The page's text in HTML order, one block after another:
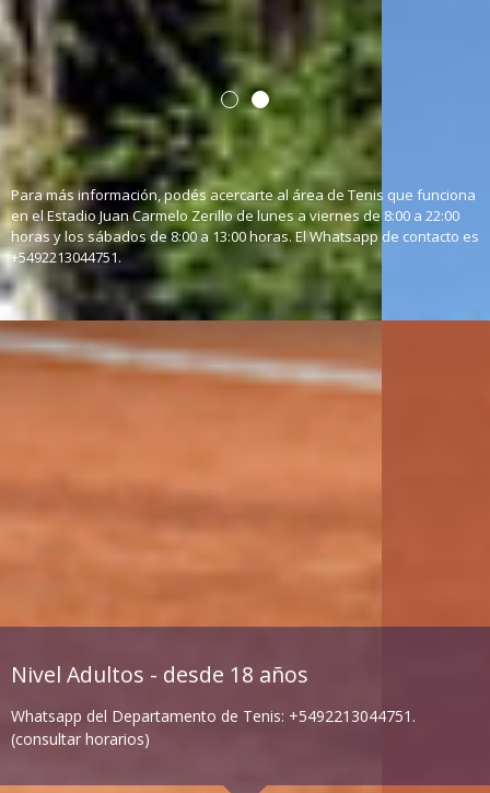
Martes y jueves 9:00 hs.
Sábados 12:00 hs.
Lugar: Estadio Juan Carmelo
Zerillo (60 y 118)
Lugar: Estadio Juan Carmelo
Zerillo (60 y 118)
Para más información, podés acercarte al área de Tenis que funciona
en el Estadio Juan Carmelo Zerillo de lunes a viernes de 8:00 a 22:00
horas y los sábados de 8:00 a 13:00 horas. El Whatsapp de contacto es
+5492213044751.
Nivel Adultos - desde 18 años
Whatsapp del Departamento de Tenis: +5492213044751.
(consultar horarios)